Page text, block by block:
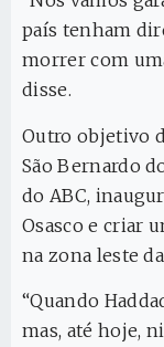
país tenham
morrer com
disse.
Outro objetivo
São Bernardo
do ABC,
Osasco e criar
na zona leste
“Quando
mas, até hoje,